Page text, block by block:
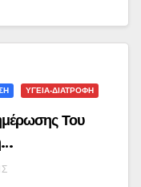
ΥΓΕΙΑ-ΔΙΑΤΡΟΦΗ
Του